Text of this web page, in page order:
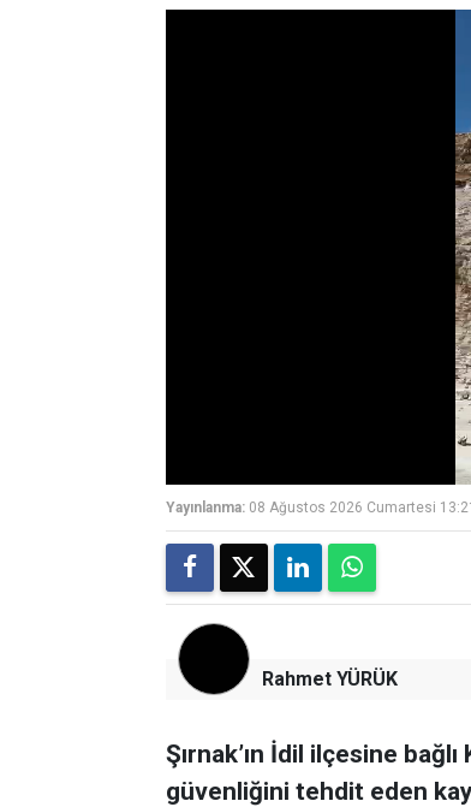
Yayınlanma: 08 Ağustos 2026 Cumartesi
Rahmet YÜRÜK
Şırnak’ın İdil ilçesine
güvenliğini tehdit eden